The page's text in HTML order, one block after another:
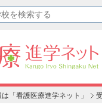
「看護医療進学ネット」